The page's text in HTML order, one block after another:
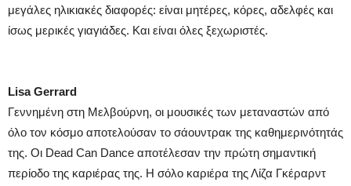
μεγάλες ηλικιακές διαφορές: είναι μητέρες, κόρες, αδελφές και
ίσως μερικές γιαγιάδες. Και είναι όλες ξεχωριστές.
Lisa Gerrard
Γεννημένη στη Μελβούρνη, οι μουσικές των μεταναστών από
όλο τον κόσμο αποτελούσαν το σάουντρακ της καθημερινότητάς
της. Οι Dead Can Dance αποτέλεσαν την πρώτη σημαντική
περίοδο της καριέρας της. Η σόλο καριέρα της Λίζα Γκέραρντ